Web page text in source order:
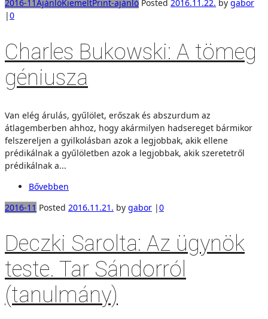
2016-11AjánlóKiemeltPrint-ajánló Posted 2016.11.22. by gabor
|0
Charles Bukowski: A tömeg
géniusza
Van elég árulás, gyűlölet, erőszak és abszurdum az
átlagemberben ahhoz, hogy akármilyen hadsereget bármikor
felszereljen a gyilkolásban azok a legjobbak, akik ellene
prédikálnak a gyűlöletben azok a legjobbak, akik szeretetről
prédikálnak a...
Bővebben
2016-11 Posted 2016.11.21. by gabor |0
Deczki Sarolta: Az ügynök
teste. Tar Sándorról
(tanulmány)